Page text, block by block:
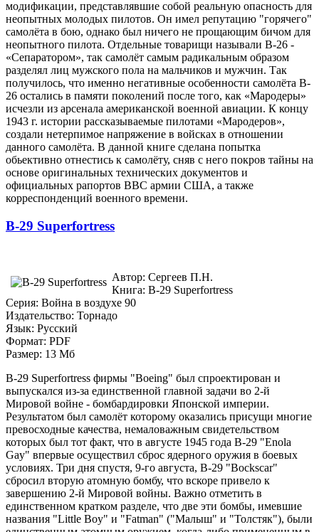
модификации, представлявшие собой реальную опасность для
неопытных молодых пилотов. Он имел репутацию "горячего"
самолёта в бою, однако был ничего не прощающим бичом для
неопытного пилота. Отдельные товарищи называли B-26 -
«Сепаратором», так самолёт самым радикальным образом
разделял лиц мужского пола на мальчиков и мужчин. Так
получилось, что именно негативные особенности самолёта B-
26 остались в памяти поколений после того, как «Мародеры»
исчезли из арсенала американской военной авиации. К концу
1943 г. истории рассказываемые пилотами «Мародеров»,
создали нетерпимое напряжение в войсках в отношении
данного самолёта. В данной книге сделана попытка
обьективно отнестись к самолёту, сняв с него покров тайны на
основе оригинальных технических документов и
официальных рапортов ВВС армии США, а также
корреспонденций военного времени.
B-29 Superfortress
Автор: Сергеев П.Н.
Книга: B-29 Superfortress
Серия: Война в воздухе 90
Издательство: Торнадо
Язык: Русский
Формат: PDF
Размер: 13 Мб
B-29 Superfortress фирмы "Boeing" был спроектирован и
выпускался из-за единственной главной задачи во 2-й
Мировой войне - бомбардировки Японской империи.
Результатом был самолёт которому оказались присущи многие
превосходные качества, немаловажным свидетельством
которых был тот факт, что в августе 1945 года B-29 "Enola
Gay" впервые осуществил сброс ядерного оружия в боевых
условиях. Три дня спустя, 9-го августа, B-29 "Bockscar"
сбросил вторую атомную бомбу, что вскоре привело к
завершению 2-й Мировой войны. Важно отметить в
единственном кратком разделе, что две эти бомбы, имевшие
названия "Little Boy" и "Fatman" ("Малыш" и "Толстяк"), были